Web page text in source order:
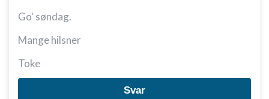
Go' søndag.
Mange hilsner
Toke
Svar